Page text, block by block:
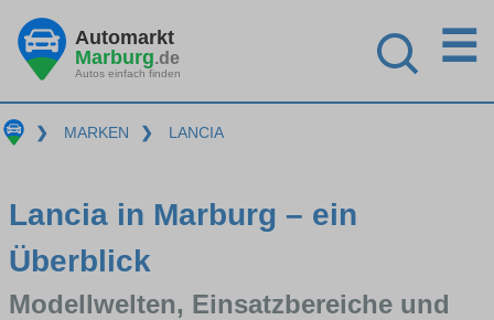
Automarkt
Marburg.de
Autos einfach finden
☰
❯ MARKEN ❯ LANCIA
Lancia in Marburg – ein
Überblick
Modellwelten, Einsatzbereiche und